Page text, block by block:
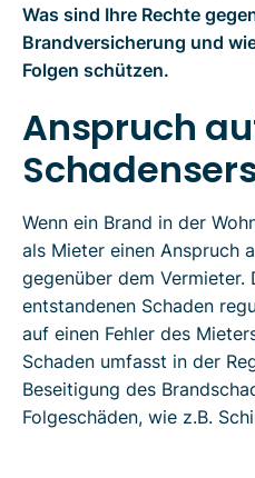
Was sind Ihre Rechte
Brandversicherung und
Folgen schützen.
Anspruch
Wenn ein Brand in der
als Mieter einen Anspruch
gegenüber dem Vermieter.
entstandenen Schaden
auf einen Fehler des
Schaden umfasst in der
Beseitigung des
Folgeschäden, wie z.B.